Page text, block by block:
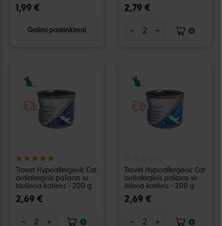
1,99 €
Galimi pasirinkimai
2,79 €
Trovet Hypoallergenic Cat
antialerginis pašaras su
triušiena katėms - 200 g
2,69 €
Trovet Hypoallergenic Cat
antialerginis pašaras su
ėriena katėms - 200 g
2,69 €